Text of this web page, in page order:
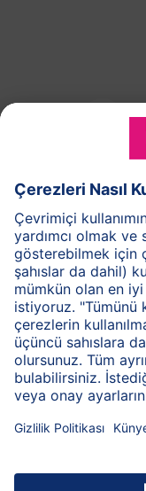
HiPP Süt Formülü
HiPP
Gizlilik İlkesi
Bilgi Toplum